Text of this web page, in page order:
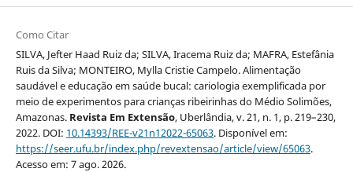
Como Citar
SILVA, Jefter Haad Ruiz da; SILVA, Iracema Ruiz da; MAFRA, Estefânia
Ruis da Silva; MONTEIRO, Mylla Cristie Campelo. Alimentação
saudável e educação em saúde bucal: cariologia exemplificada por
meio de experimentos para crianças ribeirinhas do Médio Solimões,
Amazonas. Revista Em Extensão, Uberlândia, v. 21, n. 1, p. 219–230,
2022. DOI: 10.14393/REE-v21n12022-65063. Disponível em:
https://seer.ufu.br/index.php/revextensao/article/view/65063.
Acesso em: 7 ago. 2026.